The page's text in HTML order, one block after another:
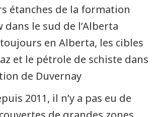
étanches de la formation
dans le sud de l’Alberta
en Alberta, les cibles
et le pétrole de schiste dans
de Duvernay
2011, il n’y a pas eu de